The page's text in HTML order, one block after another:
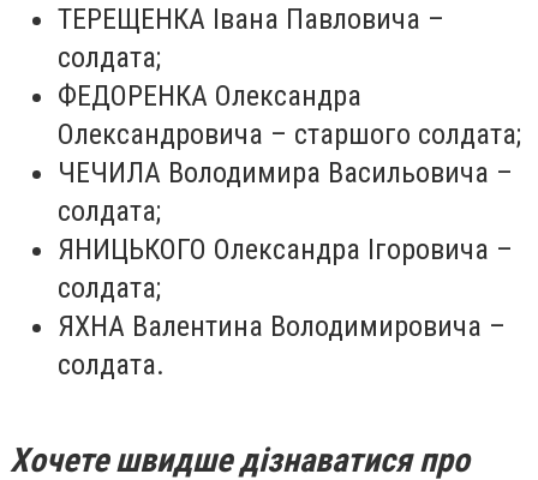
ТЕРЕЩЕНКА Івана Павловича –
солдата;
ФЕДОРЕНКА Олександра
Олександровича – старшого солдата;
ЧЕЧИЛА Володимира Васильовича –
солдата;
ЯНИЦЬКОГО Олександра Ігоровича –
солдата;
ЯХНА Валентина Володимировича –
солдата.
Хочете швидше дізнаватися про